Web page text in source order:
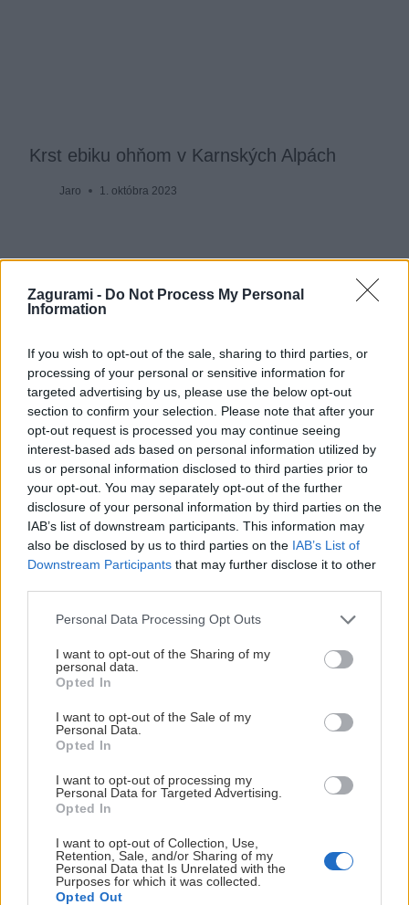
Zagurami - Do Not Process My Personal
Information
If you wish to opt-out of the sale, sharing to third parties, or
processing of your personal or sensitive information for
targeted advertising by us, please use the below opt-out
section to confirm your selection. Please note that after your
opt-out request is processed you may continue seeing
interest-based ads based on personal information utilized by
us or personal information disclosed to third parties prior to
your opt-out. You may separately opt-out of the further
disclosure of your personal information by third parties on the
IAB’s list of downstream participants. This information may
also be disclosed by us to third parties on the IAB’s List of
Downstream Participants that may further disclose it to other
Personal Data Processing Opt Outs
I want to opt-out of the Sharing of my
personal data.
Opted In
I want to opt-out of the Sale of my
Personal Data.
Opted In
I want to opt-out of processing my
Personal Data for Targeted Advertising.
Opted In
I want to opt-out of Collection, Use,
Retention, Sale, and/or Sharing of my
Personal Data that Is Unrelated with the
Purposes for which it was collected.
Opted Out
Krst ebiku ohňom v Karnských Alpách
Jaro 1. októbra 2023
Keď Karnské Alpy jednu baterku vyžmýkajú
a druhú dobijú
5. júla 2025
Krajinkárska cykloturistika v Štiavnických